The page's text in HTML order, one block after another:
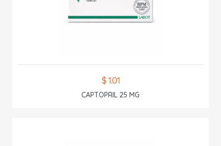
$ 1.01
CAPTOPRIL 25 MG